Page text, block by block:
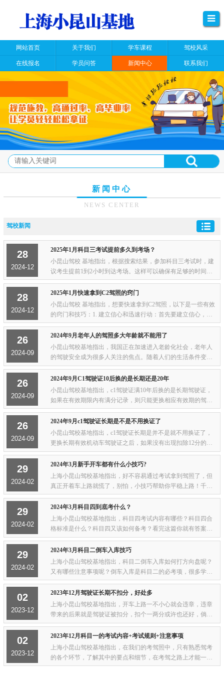
网站首页 关于我们 学车课程 驾校风采
在线报名 学员问答 新闻中心 联系我们
新闻中心
NEWS CENTER
驾校新闻
28
2024-12
2025年1月科目三考试提前多久到考场？
小昆山驾校 基地指出，根据搜索结果，参加科目三考试时，建
议考生提前1到2小时到达考场。这样可以确保有足够的时间进
行签到、熟悉考试车辆以及进行考前准备。提前到达考场也有
助于缓解紧张情绪，更好地适应考试环境。...
28
2024-12
2025年1月快速拿到C2驾照的窍门
小昆山驾校 基地指出，想要快速拿到C2驾照，以下是一些有效
的窍门和技巧：1. 建立信心和迅速行动：首先要建立信心，不
要拖延，趁着驾校有活动时赶紧报名，并给自己定下快速达成
目标。2. 充分准备：下载相关的学习APP...
26
2024-09
2024年9月老年人的驾照多大年龄就不能用了
小昆山驾校基地指出，我国正在加速进入老龄化社会，老年人
的驾驶安全成为很多人关注的焦点。随着人们的生活条件变
好，全民的身体素质也提高不少，小汽车相对应的C1驾照考取
年龄也从60岁延长到了70岁那么老年人的驾照...
26
2024-09
2024年9月C1驾驶证10后换的是长期还是20年
小昆山驾校基地指出，c1驾驶证满10年后换的是长期驾驶证，
如果在有效期限内有满分记录，则只能更换相应有效期的驾驶
证。例如，如果在6年有效期内有满分记录，则只能换到另一个
6年有效期的驾驶证。驾驶证的有效期分为...
26
2024-09
2024年9月c1驾驶证长期是不是不用换证了
小昆山驾校基地指出，c1驾驶证长期是并不是就不用换证了，
更换长期有效机动车驾驶证之后，如果没有出现扣除12分的记
录，就可以一直使用，无需换证。但驾驶员在70周岁以后需要
每年提交身体条件证明。如果一个计分周期...
29
2024-02
2024年3月新手开车都有什么小技巧?
上海小昆山驾校基地指出，好不容易通过考试拿到驾照了，但
真正开着车上路就慌了，别怕，小技巧帮助你平稳上路！千辛
万苦通过驾考，拿到驾照，只是成为司机的第一步！想要成为
一名合格的“老司机”，还有一年的实习期...
29
2024-02
2024年3月科目四到底考什么？
上海小昆山驾校基地指出，科目四考试内容有哪些？科目四合
格标准是什么？科目四又该如何备考？看完这篇你就有答案
了。一、科目四考试内容主要考查的是驾驶员对紧急情况下的
临危处理知识以及复杂条件下的安全驾驶知识...
29
2024-02
2024年3月科目二倒车入库技巧
上海小昆山驾校基地指出，科目二倒车入库如何打方向盘呢？
又有哪些注意事项呢？倒车入库是科目二的必考项，很多学员
表示有一定的难度，那科目二倒车入库怎么打方向盘呢？科目
二倒车入库又有哪些注意事项呢？1、倒车时...
02
2023-12
2023年12月驾驶证长期不扣分，好处多
上海小昆山驾校基地指出，开车上路一不小心就会违章，违章
带来的后果就是驾驶证被扣分，扣个一两分或许也还好，倘若
扣了12分就比较麻烦了。此时，你需要去参加满分教育，通过
相关考试之后才能恢复正常驾驶资格。但是...
02
2023-12
2023年12月科目一的考试内容+考试规则+注意事项
上海小昆山驾校基地指出，在我们的考驾照中，只有熟悉驾考
的各个环节，了解其中的要点和细节，在考驾之路上才能一帆
风顺。所以，实用且详细的驾考攻略，小编必须送给大家。科